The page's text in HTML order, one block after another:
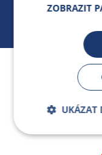
Jsme součástí
ZOBRAZIT
UKÁZAT
nutné